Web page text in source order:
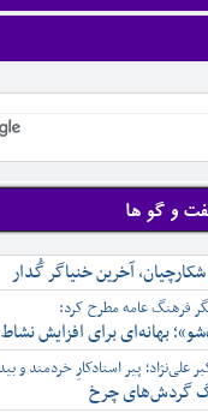
و گو ها
آخرین خنیاگر گُدار
فرهنگ عامه مطرح کرد:
بهانه‌ای برای افزایش
علی‌نژاد؛ پیر استادکارِ خردمند و
گردش‌های چرخ